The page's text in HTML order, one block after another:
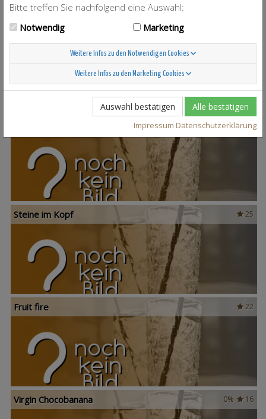
T-Berry
25
Steine im Kopf
22
Fruit fire
16
0%
Virgin Chocobanana
Bitte treffen Sie nachfolgend eine Auswahl:
Notwendig
Marketing
Weitere Infos zu den Notwendigen Cookies
Weitere Infos zu den Marketing Cookies
Auswahl bestätigen Alle bestätigen
Impressum Datenschutzerklärung